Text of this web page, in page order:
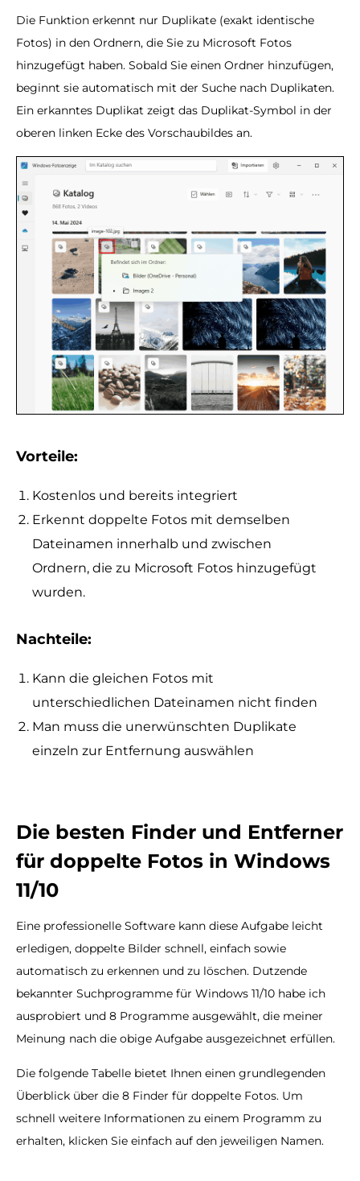
Die Funktion erkennt nur Duplikate (exakt identische
Fotos) in den Ordnern, die Sie zu Microsoft Fotos
hinzugefügt haben. Sobald Sie einen Ordner hinzufügen,
beginnt sie automatisch mit der Suche nach Duplikaten.
Ein erkanntes Duplikat zeigt das Duplikat-Symbol in der
oberen linken Ecke des Vorschaubildes an.
Vorteile:
Kostenlos und bereits integriert
Erkennt doppelte Fotos mit demselben
Dateinamen innerhalb und zwischen
Ordnern, die zu Microsoft Fotos hinzugefügt
wurden.
Nachteile:
Kann die gleichen Fotos mit
unterschiedlichen Dateinamen nicht finden
Man muss die unerwünschten Duplikate
einzeln zur Entfernung auswählen
Die besten Finder und Entferner
für doppelte Fotos in Windows
11/10
Eine professionelle Software kann diese Aufgabe leicht
erledigen, doppelte Bilder schnell, einfach sowie
automatisch zu erkennen und zu löschen. Dutzende
bekannter Suchprogramme für Windows 11/10 habe ich
ausprobiert und 8 Programme ausgewählt, die meiner
Meinung nach die obige Aufgabe ausgezeichnet erfüllen.
Die folgende Tabelle bietet Ihnen einen grundlegenden
Überblick über die 8 Finder für doppelte Fotos. Um
schnell weitere Informationen zu einem Programm zu
erhalten, klicken Sie einfach auf den jeweiligen Namen.